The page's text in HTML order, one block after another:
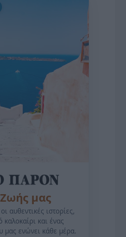
μας
αυθεντικές ιστορίες,
καλοκαίρι και ένας
μας ενώνει κάθε μέρα.